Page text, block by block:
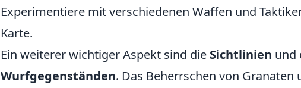
Experimentiere mit verschiedenen Waffen und
Karte.
Ein weiterer wichtiger Aspekt sind die Sichtlinien und
Wurfgegenständen. Das Beherrschen von